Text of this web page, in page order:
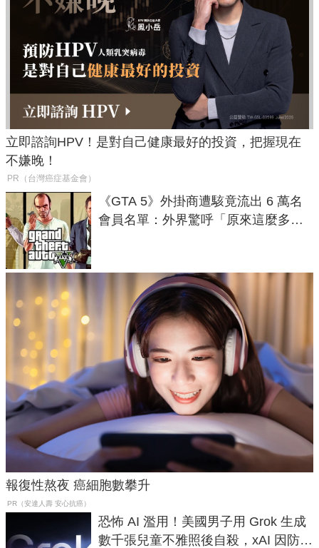
立即諮詢HPV！是對自己健康最好的投資，把握現在
不嫌晚！
PR（台灣癌症基金會）
《GTA 5》外掛商遭駭竟流出 6 萬名
會員名單：外界驚呼「原來這麼多人
報復性熬夜 癌細胞數攀升
PR（安達人壽 安心抗癌）
恐怖 AI 濫用！美國男子用 Grok 生成
數千張兒童不雅照後自殺，xAI 因防護